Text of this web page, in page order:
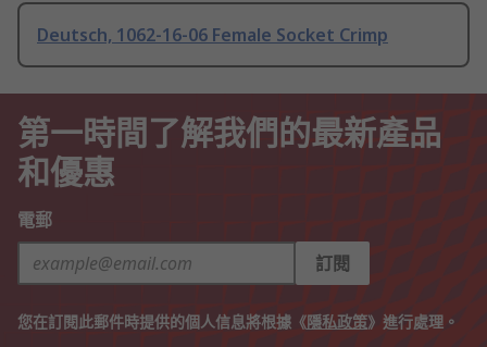
Deutsch, 1062-16-06 Female Socket Crimp
第一時間了解我們的最新產品
和優惠
電郵
訂閱
您在訂閱此郵件時提供的個人信息將根據《隱私政策》進行處理。